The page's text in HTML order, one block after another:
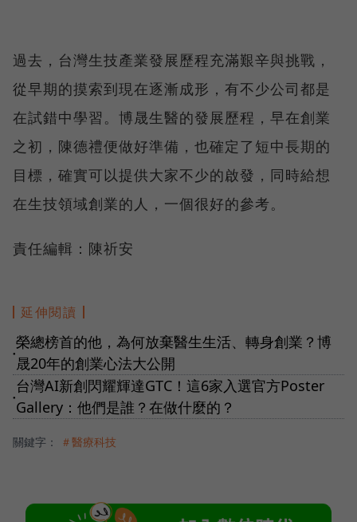
過去，台灣生技產業發展歷程充滿艱辛與挑戰，
從早期的摸索到現在逐漸成形，有不少公司都是
在試錯中學習。博晟生醫的發展歷程，早在創業
之初，陳德禮便做好準備，也確定了短中長期的
目標，確實可以提供大家不少的啟發，同時給想
在生技領域創業的人，一個很好的參考。
責任編輯：陳祈安
延伸閱讀
●
榮總榜首的他，為何放棄醫生生活、轉身創業？博
晟20年的創業心法大公開
●
台灣AI新創閃耀輝達GTC！這6家入選官方Poster
Gallery：他們是誰？在做什麼的？
關鍵字： ＃醫療科技